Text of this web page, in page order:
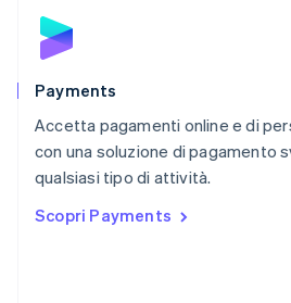
Payments
Accetta pagamenti online e di
con una soluzione di pagamento
qualsiasi tipo di attività.
Scopri Payments
Polonia
English
Português
English简体中文
Regno Unito
English
English